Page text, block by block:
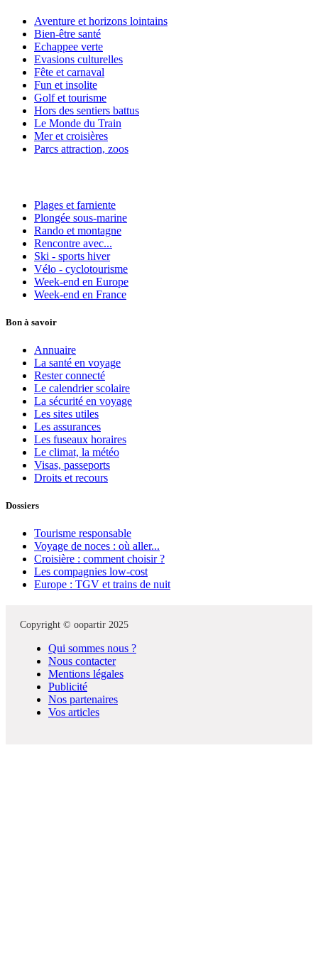
Aventure et horizons lointains
Bien-être santé
Echappee verte
Evasions culturelles
Fête et carnaval
Fun et insolite
Golf et tourisme
Hors des sentiers battus
Le Monde du Train
Mer et croisières
Parcs attraction, zoos
Plages et farniente
Plongée sous-marine
Rando et montagne
Rencontre avec...
Ski - sports hiver
Vélo - cyclotourisme
Week-end en Europe
Week-end en France
Bon à savoir
Annuaire
La santé en voyage
Rester connecté
Le calendrier scolaire
La sécurité en voyage
Les sites utiles
Les assurances
Les fuseaux horaires
Le climat, la météo
Visas, passeports
Droits et recours
Dossiers
Tourisme responsable
Voyage de noces : où aller...
Croisière : comment choisir ?
Les compagnies low-cost
Europe : TGV et trains de nuit
Copyright © oopartir 2025
Qui sommes nous ?
Nous contacter
Mentions légales
Publicité
Nos partenaires
Vos articles